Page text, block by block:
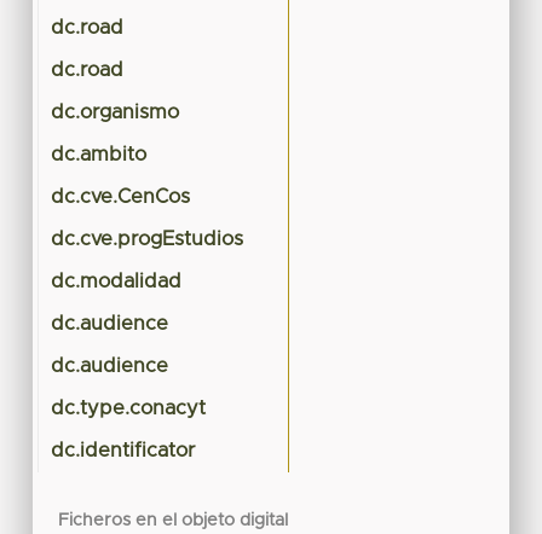
dc.road
dc.road
dc.organismo
dc.ambito
dc.cve.CenCos
dc.cve.progEstudios
dc.modalidad
dc.audience
dc.audience
dc.type.conacyt
dc.identificator
Ficheros en el objeto digital